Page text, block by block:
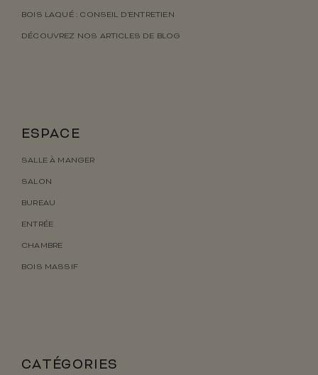
BOIS LAQUÉ : CONSEIL D’ENTRETIEN
DÉCOUVREZ NOS ARTICLES DE BLOG
ESPACE
SALLE À MANGER
SALON
BUREAU
ENTRÉE
CHAMBRE
BOIS MASSIF
CATÉGORIES